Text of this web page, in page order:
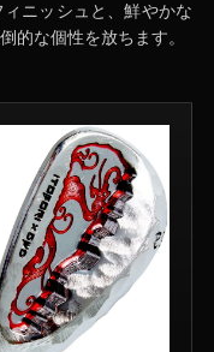
ニッシュと、鮮やかな
的な個性を放ちます。